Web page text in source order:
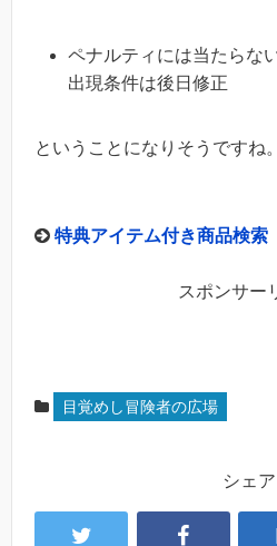
ペナルティには当たらな
出現条件は後日修正
ということになりそうですね。
特典アイテム付き商品検索
スポンサー
目覚めし冒険者の広場
シェア